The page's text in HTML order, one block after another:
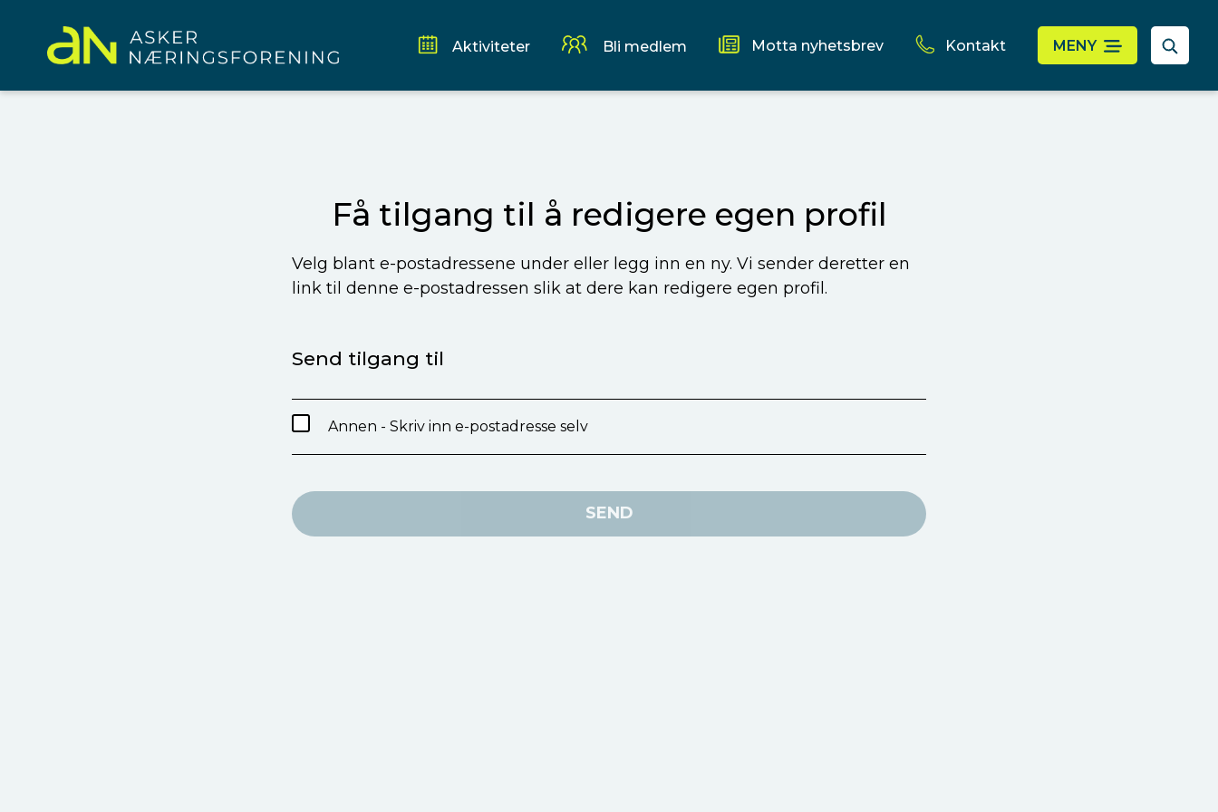
Aktiviteter Bli medlem Motta nyhetsbrev Kontakt MENY
Få tilgang til å redigere egen profil
Velg blant e-postadressene under eller legg inn en ny. Vi sender deretter en
link til denne e-postadressen slik at dere kan redigere egen profil.
Send tilgang til
Annen - Skriv inn e-postadresse selv
SEND